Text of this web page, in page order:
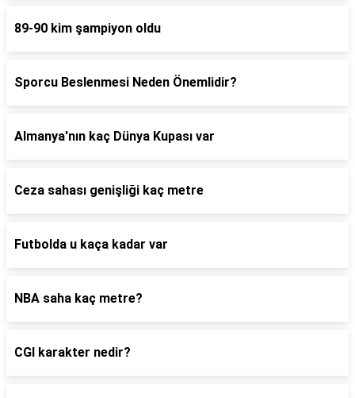
89-90 kim şampiyon oldu
Sporcu Beslenmesi Neden Önemlidir?
Almanya'nın kaç Dünya Kupası var
Ceza sahası genişliği kaç metre
Futbolda u kaça kadar var
NBA saha kaç metre?
CGI karakter nedir?